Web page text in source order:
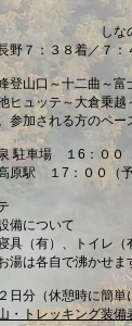
しなの鉄道
７：３８着／７：
山口～十二曲～富
テ～大倉乗越～妙
加される方のペー
駐車場
１6：００
：００（予
備について
（有）、トイレ（
は各自で沸かせま
日分（休憩時に簡単
・トレッキング装備